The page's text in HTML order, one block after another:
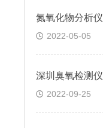
氮氧化物分析
2022-05-05
深圳臭氧检测
2022-09-25